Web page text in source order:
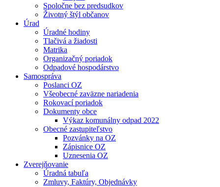
Spoločne bez predsudkov
Životný štýl občanov
Úrad
Úradné hodiny
Tlačivá a žiadosti
Matrika
Organizačný poriadok
Odpadové hospodárstvo
Samospráva
Poslanci OZ
Všeobecné zaväzne nariadenia
Rokovací poriadok
Dokumenty obce
Výkaz komunálny odpad 2022
Obecné zastupiteľstvo
Pozvánky na OZ
Zápisnice OZ
Uznesenia OZ
Zverejňovanie
Úradná tabuľa
Zmluvy, Faktúry, Objednávky